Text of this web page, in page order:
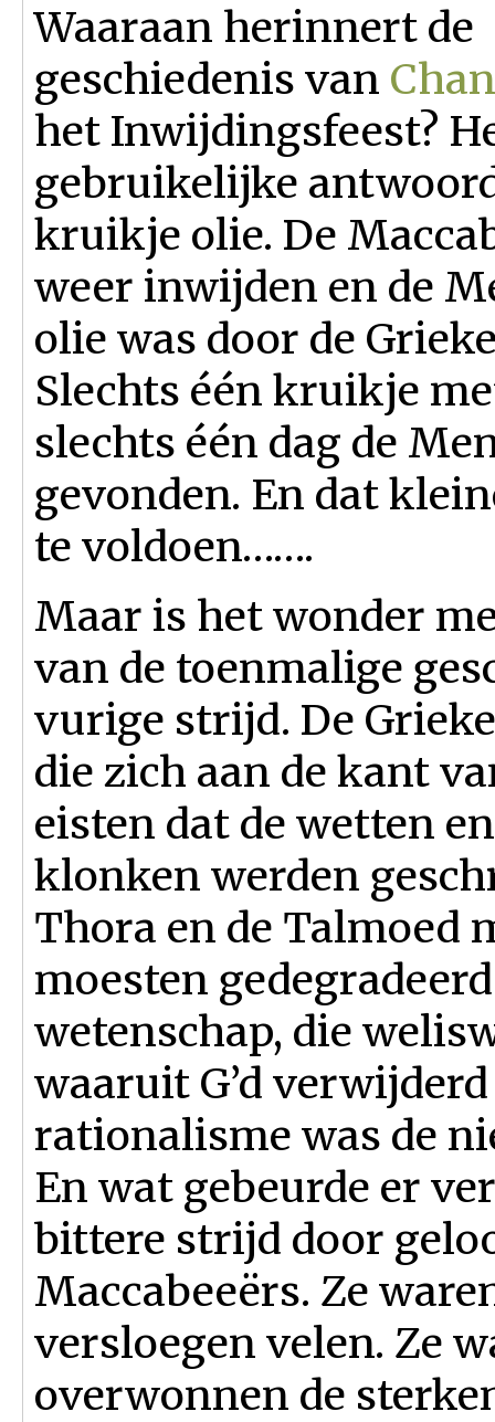
Waaraan herinnert de
geschiedenis van
het Inwijdingsfeest?
gebruikelijke
kruikje olie. De
weer inwijden en de
olie was door de
Slechts één kruikje
slechts één dag de
gevonden. En dat
te voldoen…….
Maar is het wonder
van de toenmalige
vurige strijd. De
die zich aan de kant
eisten dat de wetten
klonken werden
Thora en de Talmoed
moesten
wetenschap, die
waaruit G’d
rationalisme was de
En wat gebeurde er
bittere strijd door
Maccabeeërs. Ze
versloegen velen. Ze
overwonnen de